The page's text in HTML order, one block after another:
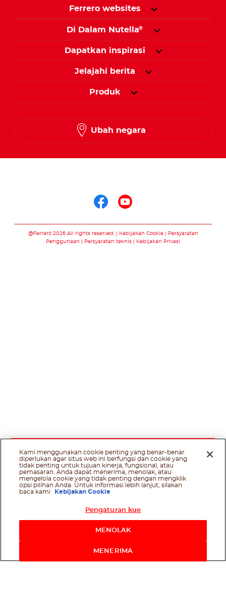
Ferrero websites
Di Dalam Nutella®
Dapatkan inspirasi
Jelajahi berita
Produk
Ubah negara
@Ferrero 2026 All rights reserved. Kebijakan Cookie
Persyaratan
Penggunaan
Persyaratan teknis Kebijakan Privasi
Kami menggunakan cookie penting yang benar-benar
diperlukan agar situs web ini berfungsi dan cookie yang
tidak penting untuk tujuan kinerja, fungsional, atau
pemasaran. Anda dapat menerima, menolak, atau
mengelola cookie yang tidak penting dengan mengklik
opsi pilihan Anda. Untuk informasi lebih lanjut, silakan
baca kami
Kebijakan Cookie
Pengaturan kue
MENOLAK
MENERIMA